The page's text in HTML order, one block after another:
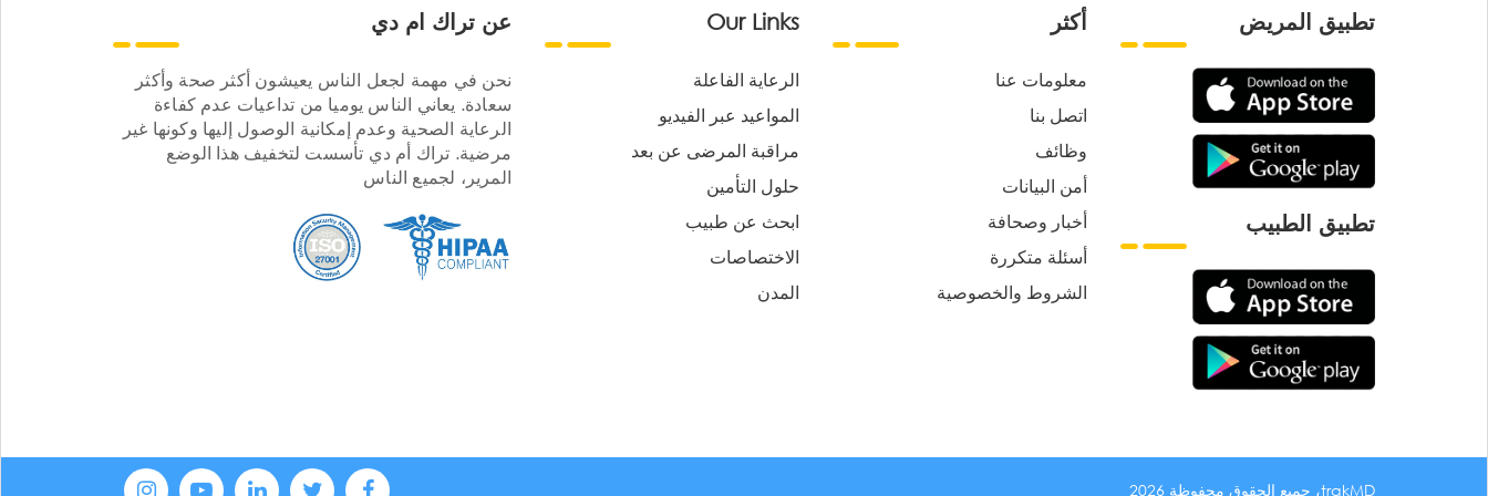
عن تراك ام دي
نحن في مهمة لجعل الناس يعيشون أكثر صحة وأكثر
سعادة. يعاني الناس يوميا من تداعيات عدم كفاءة
الرعاية الصحية وعدم إمكانية الوصول إليها وكونها غير
مرضية. تراك أم دي تأسست لتخفيف هذا الوضع
المرير، لجميع الناس
Our Links
الرعاية الفاعلة
المواعيد عبر الفيديو
مراقبة المرضى عن بعد
حلول التأمين
ابحث عن طبيب
الاختصاصات
المدن
أكثر
معلومات عنا
اتصل بنا
وظائف
أمن البيانات
أخبار وصحافة
أسئلة متكررة
الشروط والخصوصية
تطبيق المريض
تطبيق الطبيب
trakMD، جميع الحقوق محفوظة 2026